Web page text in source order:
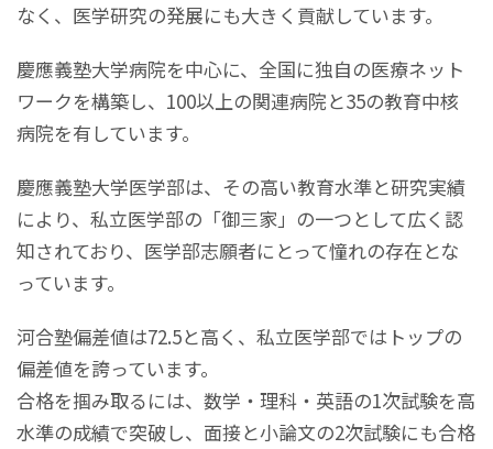
なく、医学研究の発展にも大きく貢献しています。
慶應義塾大学病院を中心に、全国に独自の医療ネット
ワークを構築し、100以上の関連病院と35の教育中核
病院を有しています。
慶應義塾大学医学部は、その高い教育水準と研究実績
により、私立医学部の「御三家」の一つとして広く認
知されており、医学部志願者にとって憧れの存在とな
っています。
河合塾偏差値は72.5と高く、私立医学部ではトップの
偏差値を誇っています。
合格を掴み取るには、数学・理科・英語の1次試験を高
水準の成績で突破し、面接と小論文の2次試験にも合格